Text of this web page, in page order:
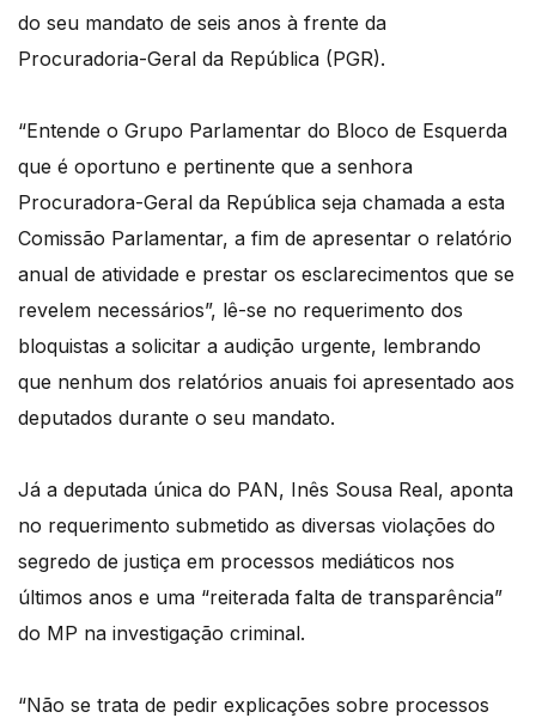
do seu mandato de seis anos à frente da
Procuradoria-Geral da República (PGR).
“Entende o Grupo Parlamentar do Bloco de Esquerda
que é oportuno e pertinente que a senhora
Procuradora-Geral da República seja chamada a esta
Comissão Parlamentar, a fim de apresentar o relatório
anual de atividade e prestar os esclarecimentos que se
revelem necessários”, lê-se no requerimento dos
bloquistas a solicitar a audição urgente, lembrando
que nenhum dos relatórios anuais foi apresentado aos
deputados durante o seu mandato.
Já a deputada única do PAN, Inês Sousa Real, aponta
no requerimento submetido as diversas violações do
segredo de justiça em processos mediáticos nos
últimos anos e uma “reiterada falta de transparência”
do MP na investigação criminal.
“Não se trata de pedir explicações sobre processos